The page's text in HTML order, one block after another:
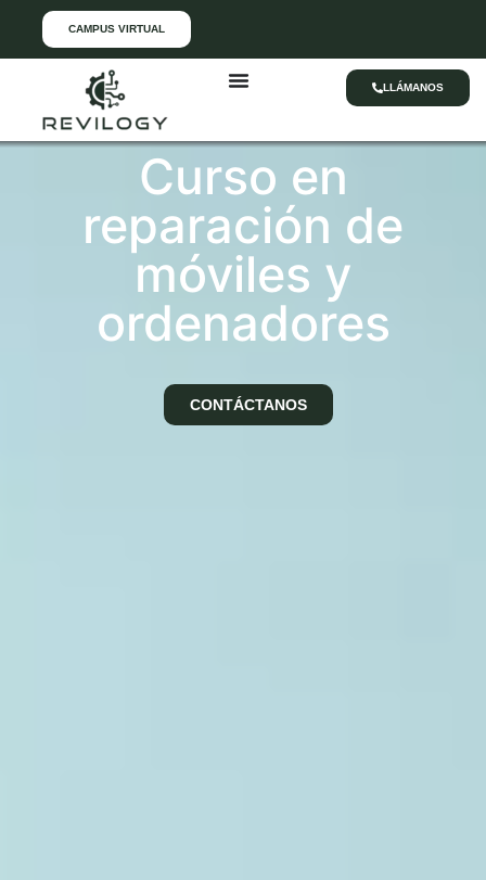
CAMPUS VIRTUAL
LLÁMANOS
Curso en
reparación de
móviles y
ordenadores
CONTÁCTANOS